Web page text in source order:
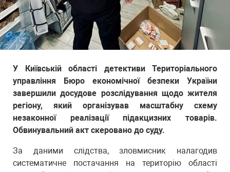
У Київській області детективи Територіального
управління Бюро економічної безпеки України
завершили досудове розслідування щодо жителя
регіону, який організував масштабну схему
незаконної реалізації підакцизних товарів.
Обвинувальний акт скеровано до суду.
За даними слідства, зловмисник налагодив
систематичне постачання на територію області